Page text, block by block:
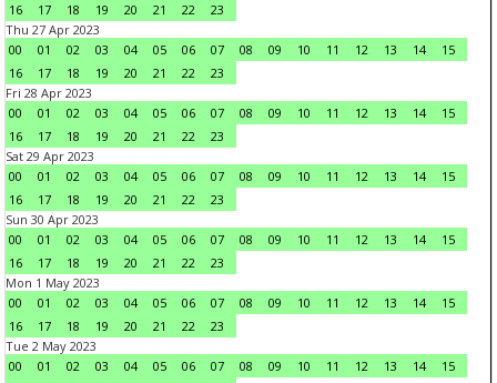
16
17 18 19 20 21 22
23
Thu 27 Apr 2023
00
01 02 03 04 05 06 07 08 09 10 11 12 13 14
15
16
17 18 19 20 21 22
23
Fri 28 Apr 2023
00
01 02 03 04 05 06 07 08 09 10 11 12 13 14
15
16
17 18 19 20 21 22
23
Sat 29 Apr 2023
00
01 02 03 04 05 06 07 08 09 10 11 12 13 14
15
16
17 18 19 20 21 22
23
Sun 30 Apr 2023
00
01 02 03 04 05 06 07 08 09 10 11 12 13 14
15
16
17 18 19 20 21 22
23
Mon 1 May 2023
00
01 02 03 04 05 06 07 08 09 10 11 12 13 14
15
16
17 18 19 20 21 22
23
Tue 2 May 2023
00
01 02 03 04 05 06 07 08 09 10 11 12 13 14
15